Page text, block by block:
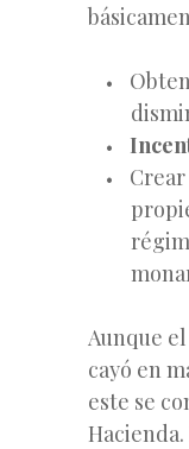
Aunque
cayó en
este se